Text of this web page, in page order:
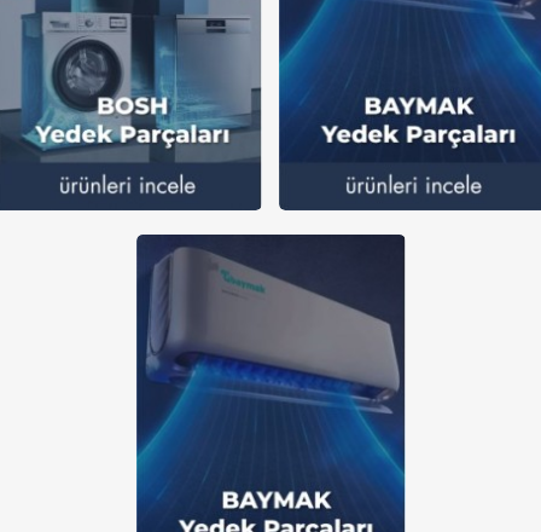
Şofben ve Termosifon